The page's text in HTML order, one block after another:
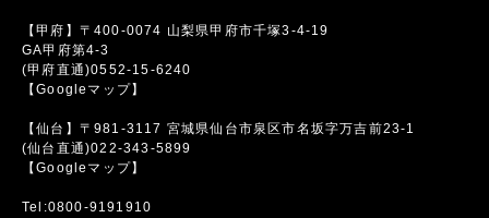
【甲府】〒400-0074 山梨県甲府市千塚3-4-19
GA甲府第4-3
(甲府直通)0552-15-6240
【Googleマップ】
【仙台】〒981-3117 宮城県仙台市泉区市名坂字万吉前23-1
(仙台直通)022-343-5899
【Googleマップ】
Tel:0800-9191910